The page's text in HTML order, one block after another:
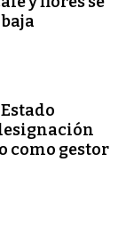
como gestor